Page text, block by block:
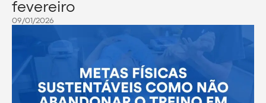
fevereiro
09/01/2026